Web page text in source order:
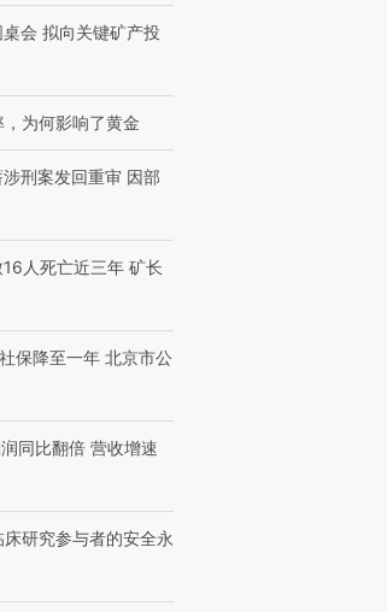
会 拟向关键矿产投
为何影响了黄金
刑案发回重审 因部
人死亡近三年 矿长
保降至一年 北京市公
同比翻倍 营收增速
研究参与者的安全永